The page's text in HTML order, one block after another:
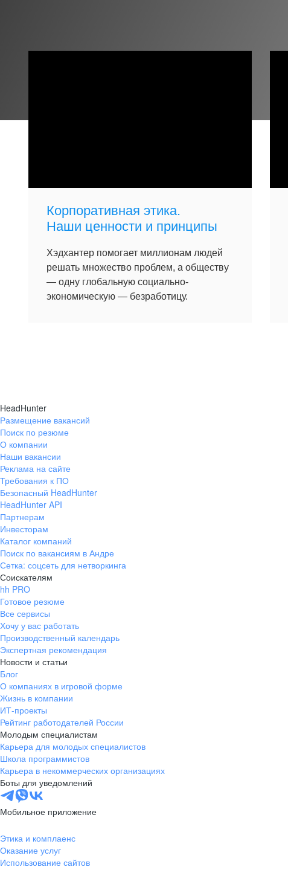
Корпоративная этика.
Наши ценности и принципы
Хэдхантер помогает миллионам людей
решать множество проблем, а обществу
— одну глобальную социально-
экономическую — безработицу.
HeadHunter
Размещение вакансий
Поиск по резюме
О компании
Наши вакансии
Реклама на сайте
Требования к ПО
Безопасный HeadHunter
HeadHunter API
Партнерам
Инвесторам
Каталог компаний
Поиск по вакансиям в Андре
Сетка: соцсеть для нетворкинга
Соискателям
hh PRO
Готовое резюме
Все сервисы
Хочу у вас работать
Производственный календарь
Экспертная рекомендация
Новости и статьи
Блог
О компаниях в игровой форме
Жизнь в компании
ИТ-проекты
Рейтинг работодателей России
Молодым специалистам
Карьера для молодых специалистов
Школа программистов
Карьера в некоммерческих организациях
Боты для уведомлений
Мобильное приложение
Этика и комплаенс
Оказание услуг
Использование сайтов